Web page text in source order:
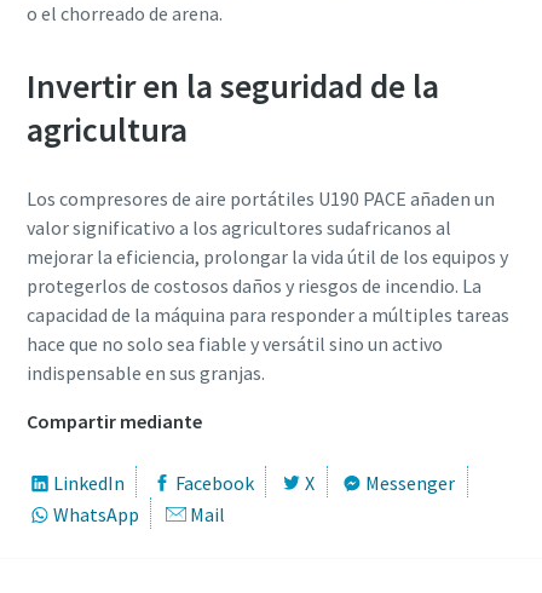
o el chorreado de arena.
Invertir en la seguridad de la
agricultura
Los compresores de aire portátiles U190 PACE añaden un
valor significativo a los agricultores sudafricanos al
mejorar la eficiencia, prolongar la vida útil de los equipos y
protegerlos de costosos daños y riesgos de incendio. La
capacidad de la máquina para responder a múltiples tareas
hace que no solo sea fiable y versátil sino un activo
indispensable en sus granjas.
Compartir mediante
LinkedIn Facebook X
Messenger
WhatsApp
Mail